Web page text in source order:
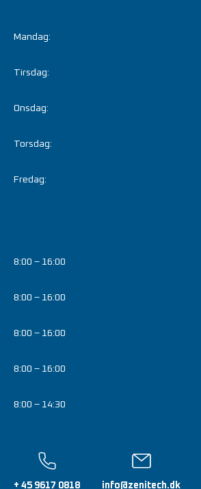
Mandag:
Tirsdag:
Onsdag:
Torsdag:
Fredag:
8:00 – 16:00
8:00 – 16:00
8:00 – 16:00
8:00 – 16:00
8:00 – 14:30
+ 45 9617 0818 info@zenitech.dk